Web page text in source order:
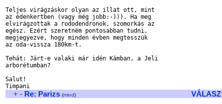
Teljes virágzáskor olyan az illat ott, mint
az édenkertben (vagy még jobb:-))). Ha meg
elvirágzottak a rododendronok, szomorkás az
egész. Ezért szeretném pontosabban tudni,
megjegyezve, hogy minden évben megtesszük
az oda-vissza 180km-t.
Tehát: Járt-e valaki már idén Kámban, a Jeli
arborétumban?
Salut!
+ - Re: Parizs (mind) VÁLASZ